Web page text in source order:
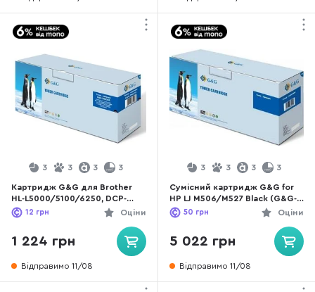
3 3 3 3
Картридж G&G для Brother
HL-L5000/5100/6250, DCP-
L5500, MFC-L5700 (8k) BlackОціни
12 грн
1 224 грн
Відправимо 11/08
3 3 3 3
Сумісний картридж G&G for
HP LJ M506/M527 Black (G&G-
CF287X)
Оціни
50 грн
5 022 грн
Відправимо 11/08